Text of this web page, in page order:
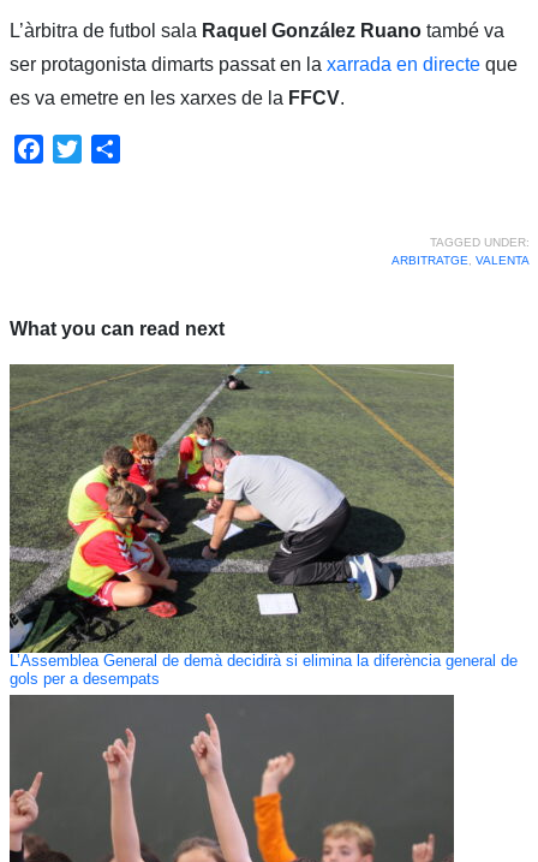
L’àrbitra de futbol sala Raquel González Ruano també va
ser protagonista dimarts passat en la xarrada en directeque
es va emetre en les xarxes de la FFCV.
Facebook
Twitter
TAGGED UNDER:
ARBITRATGE
VALENTA
What you can read next
L’Assemblea General de demà decidirà si elimina la diferència general de
gols per a desempats